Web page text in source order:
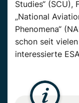
Studies“ (SCU),
„National
Phenomena“ (
schon seit
interessierte